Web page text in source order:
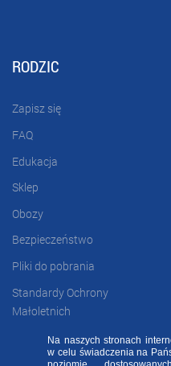
RODZIC
Zapisz się
FAQ
Edukacja
Sklep
Obozy
Bezpieczeństwo
Pliki do pobrania
Standardy Ochrony
Małoletnich
Na naszych stronach
w celu świadczenia na